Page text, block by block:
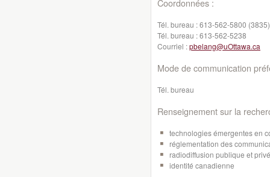
Coordonnées :
Tél. bureau :613-562-5800 (3835)
Tél. bureau :613-562-5238
Courriel :pbelang@uOttawa.ca
Mode de communication
Tél. bureau
Renseignement sur la
technologies émergentes en
réglementation des
radiodiffusion publique et
identité canadienne